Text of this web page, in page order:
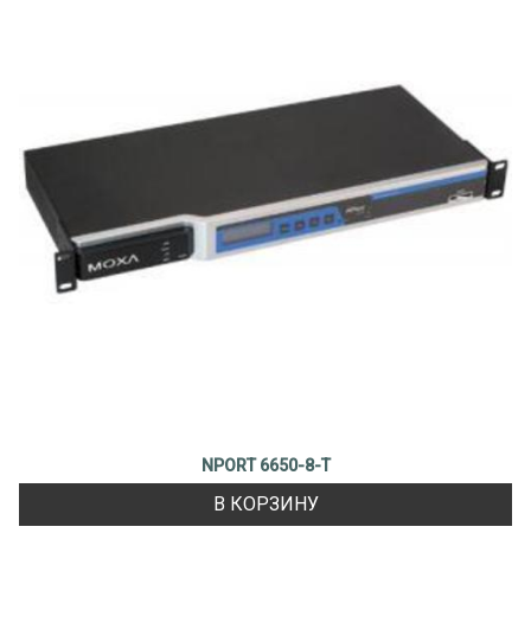
NPORT 6650-8-T
В КОРЗИНУ